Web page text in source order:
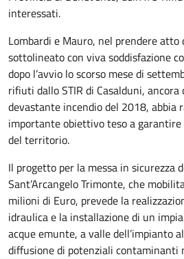
interessati.
Lombardi e Mauro, nel prendere atto
sottolineato con viva soddisfazione
dopo l’avvio lo scorso mese di
rifiuti dallo STIR di Casalduni, ancora
devastante incendio del 2018,
importante obiettivo teso a
del territorio.
Il progetto per la messa in sicurezza
Sant’Arcangelo Trimonte, che
milioni di Euro, prevede la
idraulica e la installazione di un
acque emunte, a valle dell’impianto
diffusione di potenziali contaminanti